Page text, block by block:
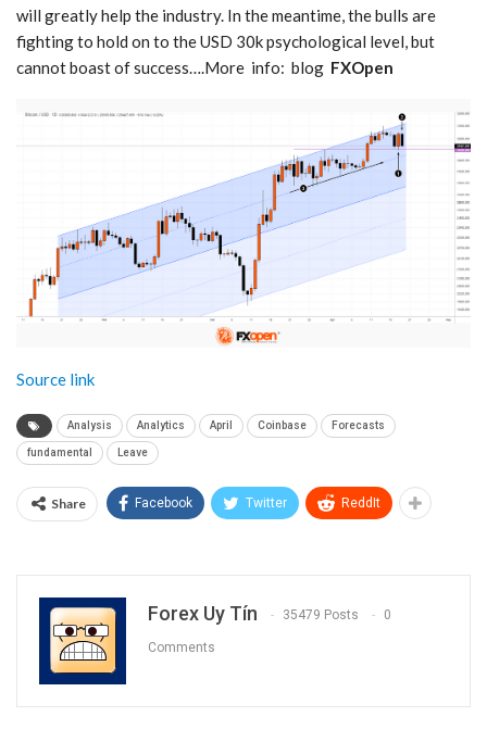
will greatly help the industry. In the meantime, the bulls are
fighting to hold on to the USD 30k psychological level, but
cannot boast of success….More info: blog FXOpen
Source link
Analysis Analytics April Coinbase Forecasts
fundamental Leave
Share Facebook Twitter ReddIt
Forex Uy Tín 35479 Posts 0
Comments